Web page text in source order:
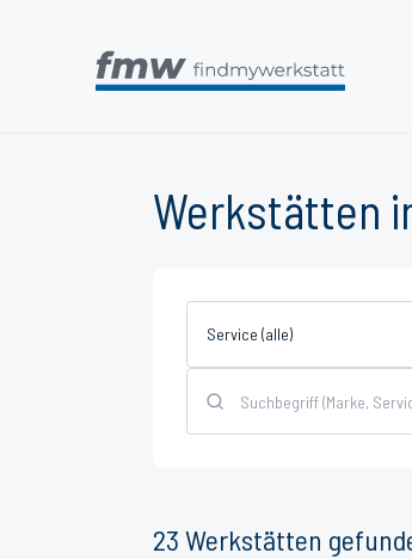
Werkstätten
Service (alle)
23 Werkstätten